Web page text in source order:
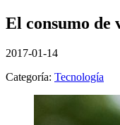
El consumo de
2017-01-14
Categoría: Tecnología